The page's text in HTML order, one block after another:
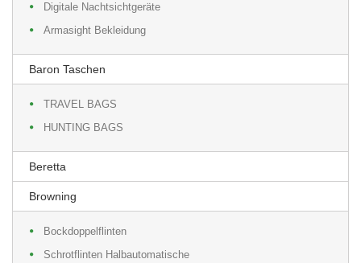
Digitale Nachtsichtgeräte
Armasight Bekleidung
Baron Taschen
TRAVEL BAGS
HUNTING BAGS
Beretta
Browning
Bockdoppelflinten
Schrotflinten Halbautomatische